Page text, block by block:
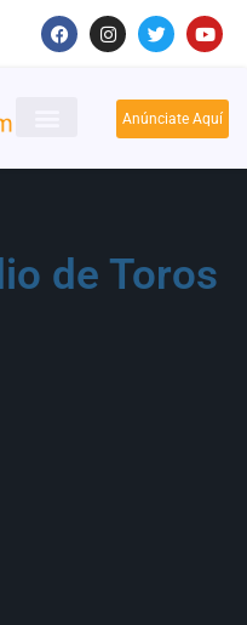
Anúnciate Aquí
de Toros